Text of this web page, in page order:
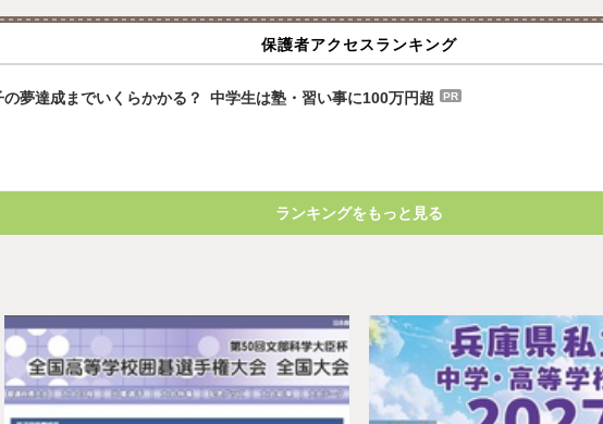
保護者アクセスランキング
の夢達成までいくらかかる？ 中学生は塾・習い事に100万円超 PR
ランキングをもっと見る